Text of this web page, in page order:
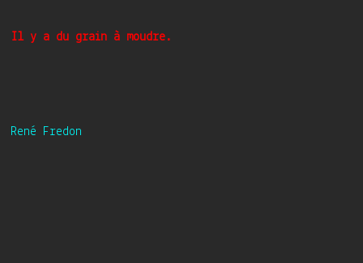
Il y a du grain à moudre.
René Fredon